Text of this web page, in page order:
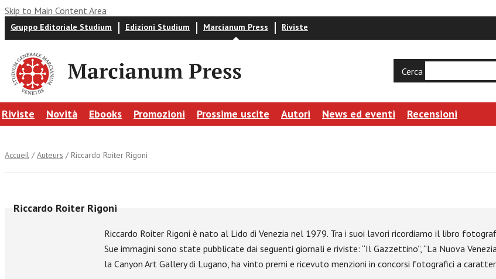
Skip to Main Content Area
Gruppo Editoriale Studium Edizioni Studium Marcianum Press Riviste
Cerca
Riviste Novità Ebooks Promozioni Prossime uscite Autori News ed eventi Recensioni
Accueil /Auteurs / Riccardo Roiter Rigoni
Riccardo Roiter Rigoni
Riccardo Roiter Rigoni è nato al Lido di Venezia nel 1979. Tra i suoi lavori ricordiamo il libro
Sue immagini sono state pubblicate dai seguenti giornali e riviste: “Il Gazzettino”, “La Nuova
la Canyon Art Gallery di Lugano, ha vinto premi e ricevuto menzioni in concorsi fotografici a